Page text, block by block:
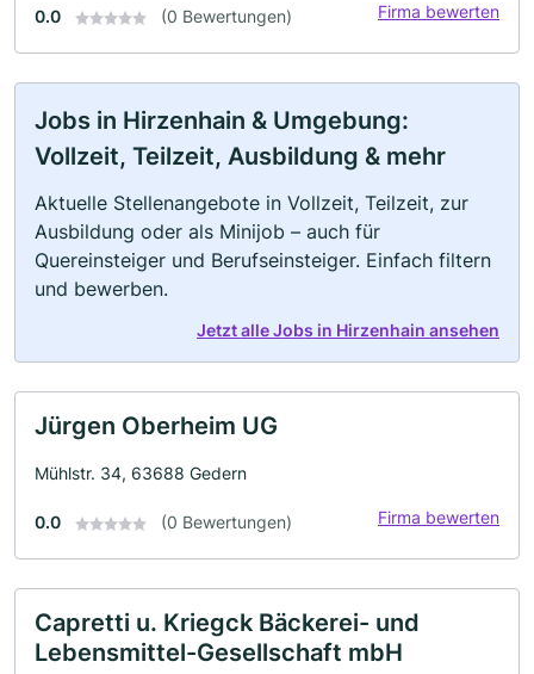
0.0 (0 Bewertungen) Firma bewerten
Jobs in Hirzenhain & Umgebung:
Vollzeit, Teilzeit, Ausbildung & mehr
Aktuelle Stellenangebote in Vollzeit, Teilzeit, zur
Ausbildung oder als Minijob – auch für
Quereinsteiger und Berufseinsteiger. Einfach filtern
und bewerben.
Jetzt alle Jobs in Hirzenhain ansehen
Jürgen Oberheim UG
Mühlstr. 34, 63688 Gedern
0.0 (0 Bewertungen) Firma bewerten
Capretti u. Kriegck Bäckerei- und
Lebensmittel-Gesellschaft mbH